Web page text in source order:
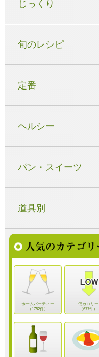
じっくり
旬のレシピ
定番
ヘルシー
パン・スイーツ
道具別
ホームパーティー
（1752件）
低カロリー
（677件）